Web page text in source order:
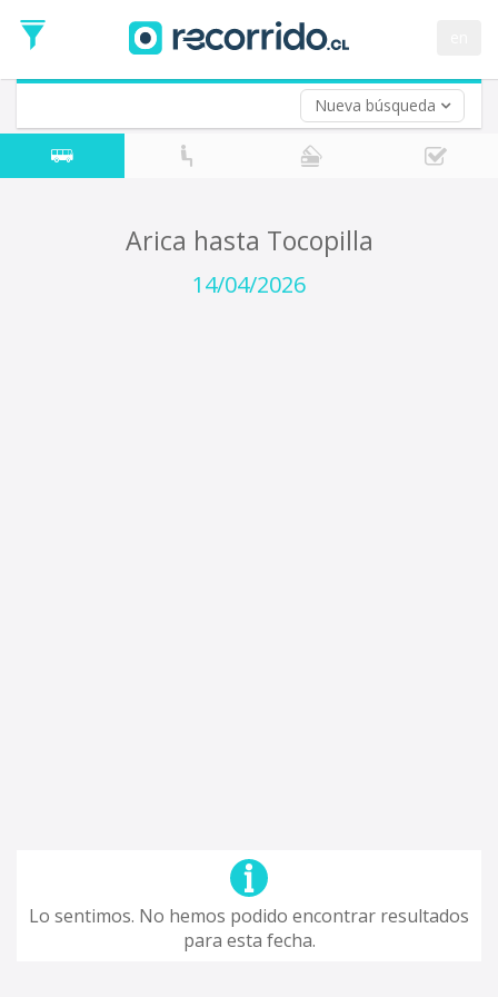
Nueva búsqueda
de
Ida
Vuelta (opcional)
Fecha
de
Arica hasta Tocopilla
14/04/2026
Lo sentimos. No hemos podido encontrar resultados
para esta fecha.